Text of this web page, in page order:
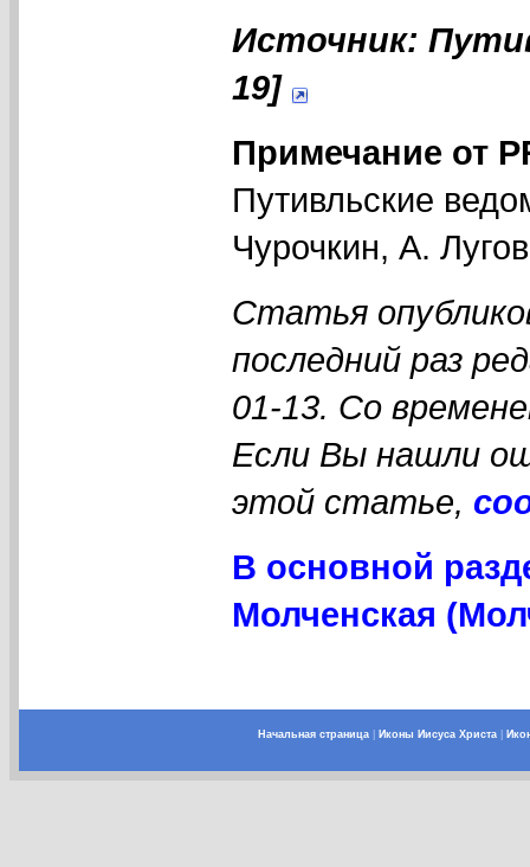
Источник:
19]
Примечание от
Путивльские
Чурочкин, А.
Статья
последний раз
01-13. Со
Если Вы нашли
этой статье,
В основной
Молченская
Начальная страница| Иконы Иисуса Христа|